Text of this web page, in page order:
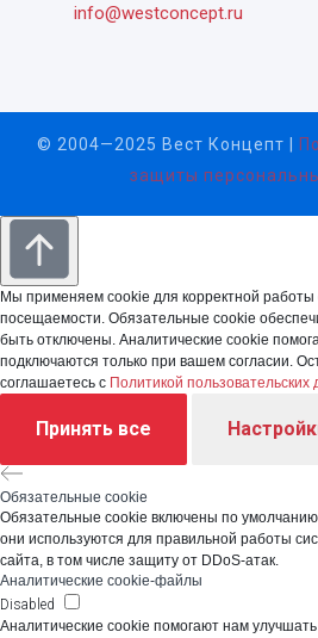
info@westconcept.ru
© 2004—2025 Вест Концепт |
защиты
Мы применяем cookie для корректной работы
посещаемости. Обязательные cookie
быть отключены. Аналитические cookie
подключаются только при вашем согласии.
соглашаетесь с Политикой пользовательских
Принять все
Обязательные cookie
Обязательные cookie включены по
они используются для правильной работы
сайта, в том числе защиту от DDoS-атак.
Аналитические cookie-файлы
Disabled
Аналитические cookie помогают нам